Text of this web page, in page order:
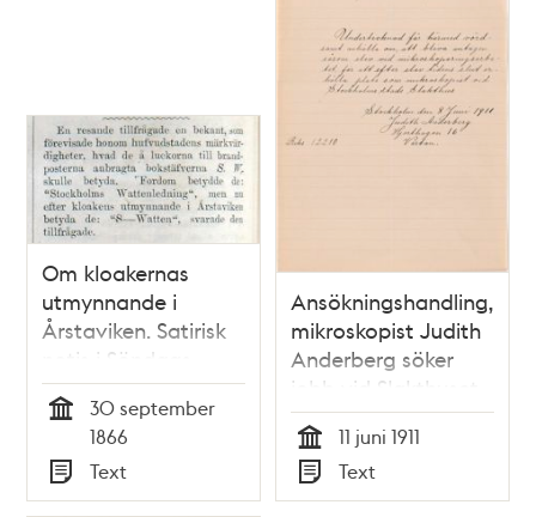
Om kloakernas
utmynnande i
Årstaviken. Satirisk
notis i Söndags-
Nisse – Illustreradt
Veckoblad för
Skämt, Humor och
Satir, nr 40, den 30
september 1866
30 september
1866
Typ
Text
Ansökningshandling,
mikroskopist Judith
Anderberg söker
jobb vid Slakthuset
1911
Tid
11 juni 1911
Typ
Text